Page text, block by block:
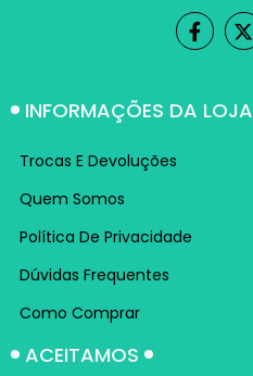
INFORMAÇÕES DA LOJA
Trocas E Devoluções
Quem Somos
Política De Privacidade
Dúvidas Frequentes
Como Comprar
ACEITAMOS